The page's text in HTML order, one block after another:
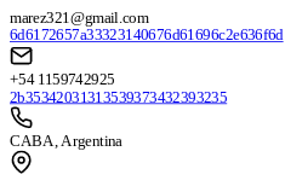
marez321@gmail.com
6d6172657a33323140676d61696c2e636f6d
+54 1159742925
2b35342031313539373432393235
CABA, Argentina